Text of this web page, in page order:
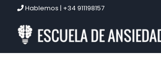
contenido
Hablemos | +34 911198157